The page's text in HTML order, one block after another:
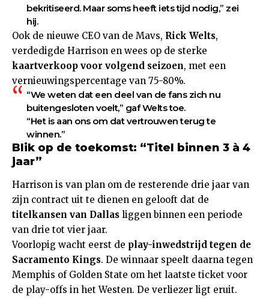
bekritiseerd. Maar soms heeft iets tijd nodig,” zei
hij.
Ook de nieuwe CEO van de Mavs, Rick Welts,
verdedigde Harrison en wees op de sterke
kaartverkoop voor volgend seizoen, met een
vernieuwingspercentage van 75-80%.
“We weten dat een deel van de fans zich nu
buitengesloten voelt,” gaf Welts toe.
“Het is aan ons om dat vertrouwen terug te
winnen.”
Blik op de toekomst: “Titel binnen 3 à 4
jaar”
Harrison is van plan om de resterende drie jaar van
zijn contract uit te dienen en gelooft dat de
titelkansen van Dallas liggen binnen een periode
van drie tot vier jaar.
Voorlopig wacht eerst de play-inwedstrijd tegen de
Sacramento Kings. De winnaar speelt daarna tegen
Memphis of Golden State om het laatste ticket voor
de play-offs in het Westen. De verliezer ligt eruit.